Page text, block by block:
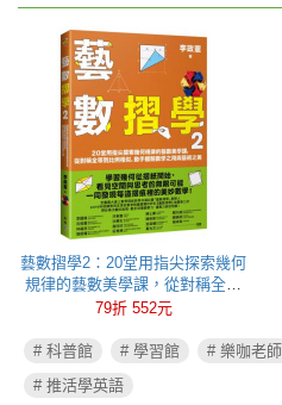
藝數摺學2：20堂用指尖探索幾何
規律的藝數美學課，從對稱全等
到比例相似，動手體驗數學之用
79折 552元
# 科普館 # 學習館 # 樂咖老師
# 推活學英語